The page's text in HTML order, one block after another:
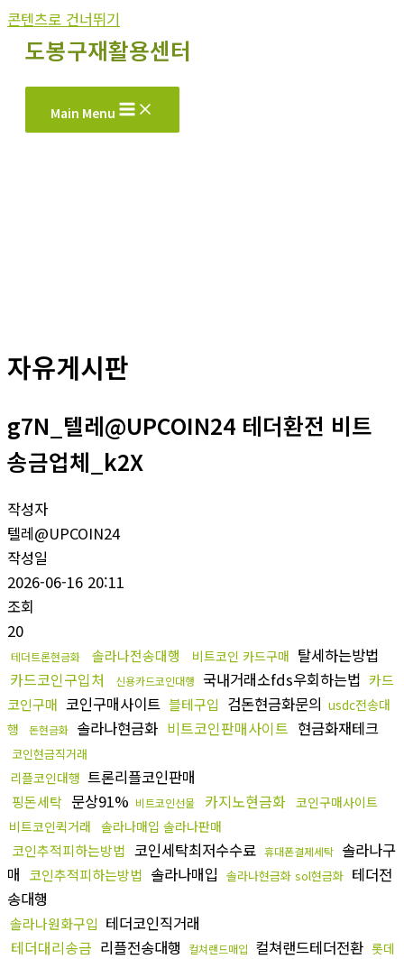
콘텐츠로 건너뛰기
도봉구재활용센터
Main Menu
자유게시판
g7N_텔레@UPCOIN24 테더환전 비트
송금업체_k2X
작성자
텔레@UPCOIN24
작성일
2026-06-16 20:11
조회
20
테더트론현금화 솔라나전송대행 비트코인 카드구매 탈세하는방법
카드코인구입처
신용카드코인대행 국내거래소fds우회하는법 카드
코인구매 코인구매사이트 블테구입 검돈현금화문의 usdc전송대
행
돈현금화 솔라나현금화 비트코인판매사이트 현금화재테크
코인현금직거래
리플코인대행 트론리플코인판매
핑돈세탁 문상91% 비트코인선물 카지노현금화 코인구매사이트
비트코인퀵거래 솔라나매입 솔라나판매
코인추적피하는방법 코인세탁최저수수료 휴대폰결제세탁 솔라나구
매 코인추적피하는방법 솔라나매입 솔라나현금화 sol현금화 테더전
송대행
솔라나원화구입 테더코인직거래
테더대리송금 리플전송대행 컬쳐랜드매입 컬쳐랜드테더전환 롯데